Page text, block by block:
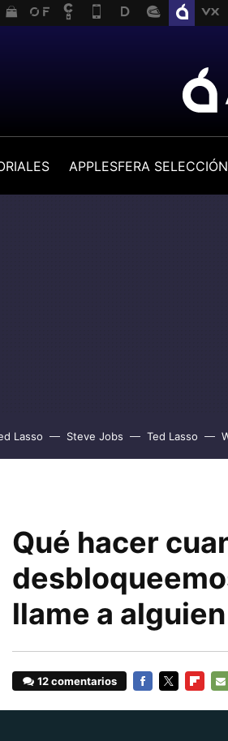
APPLESFERA SELECCIÓN
Lasso Steve Jobs Ted Lasso
Qué hacer
llame a alguien
12 comentarios